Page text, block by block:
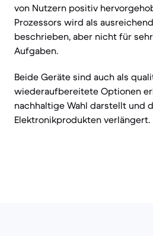
von Nutzern positiv
Prozessors wird als
beschrieben, aber nicht für
Aufgaben.
Beide Geräte sind auch als
wiederaufbereitete Optionen
nachhaltige Wahl darstellt und
Elektronikprodukten verlängert.